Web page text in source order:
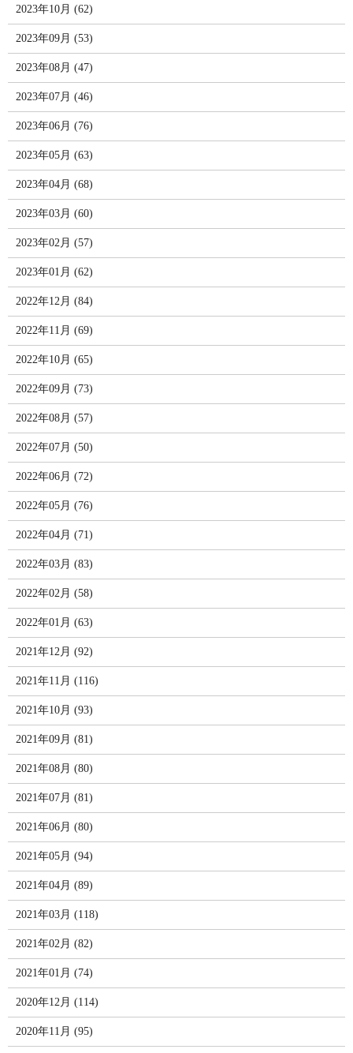
2023年10月 (62)
2023年09月 (53)
2023年08月 (47)
2023年07月 (46)
2023年06月 (76)
2023年05月 (63)
2023年04月 (68)
2023年03月 (60)
2023年02月 (57)
2023年01月 (62)
2022年12月 (84)
2022年11月 (69)
2022年10月 (65)
2022年09月 (73)
2022年08月 (57)
2022年07月 (50)
2022年06月 (72)
2022年05月 (76)
2022年04月 (71)
2022年03月 (83)
2022年02月 (58)
2022年01月 (63)
2021年12月 (92)
2021年11月 (116)
2021年10月 (93)
2021年09月 (81)
2021年08月 (80)
2021年07月 (81)
2021年06月 (80)
2021年05月 (94)
2021年04月 (89)
2021年03月 (118)
2021年02月 (82)
2021年01月 (74)
2020年12月 (114)
2020年11月 (95)